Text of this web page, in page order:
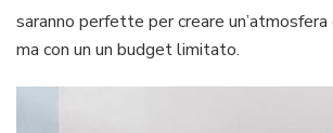
saranno perfette per creare
ma con un un budget limitato.